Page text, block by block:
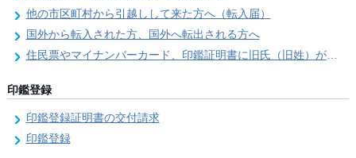
他の市区町村から引越しして来た方へ（転入届）
国外から転入された方、国外へ転出される方へ
住民票やマイナンバーカード、印鑑証明書に旧氏（旧姓）が併記できるようになりました！
印鑑登録
印鑑登録証明書の交付請求
印鑑登録